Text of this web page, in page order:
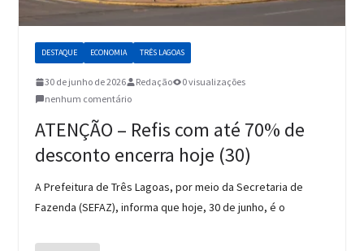
DESTAQUE ECONOMIA TRÊS LAGOAS
30 de junho de 2026 Redação
0 visualizações
nenhum comentário
ATENÇÃO – Refis com até 70% de
desconto encerra hoje (30)
A Prefeitura de Três Lagoas, por meio da Secretaria de
Fazenda (SEFAZ), informa que hoje, 30 de junho, é o